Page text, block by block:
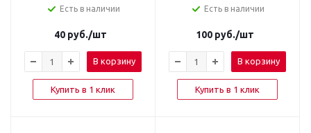
Есть в наличии
40 руб./шт
В корзину
Купить в 1 клик
Есть в наличии
100 руб./шт
В корзину
Купить в 1 клик